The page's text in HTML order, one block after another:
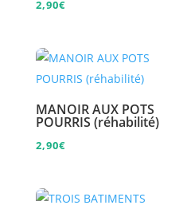
2,90€
MANOIR AUX POTS
POURRIS (réhabilité)
2,90€